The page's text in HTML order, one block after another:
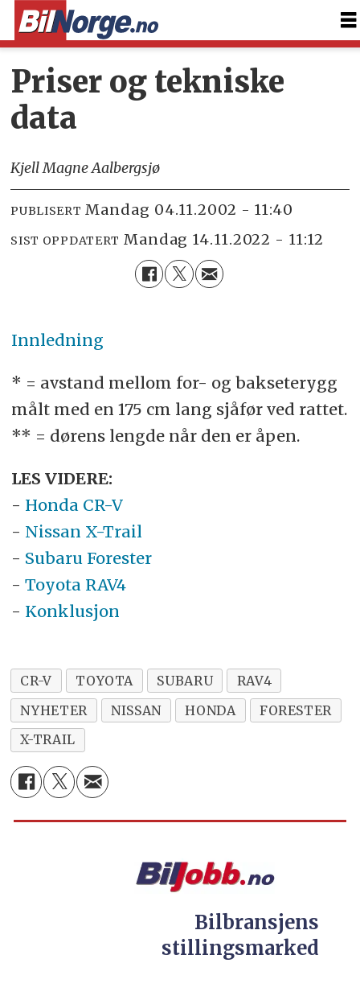
Priser og tekniske
data
Kjell Magne Aalbergsjø
PUBLISERT mandag 04.11.2002 - 11:40
SIST OPPDATERT mandag 14.11.2022 - 11:12
Innledning
* = avstand mellom for- og bakseterygg
målt med en 175 cm lang sjåfør ved rattet.
** = dørens lengde når den er åpen.
LES VIDERE:
- Honda CR-V
- Nissan X-Trail
- Subaru Forester
- Toyota RAV4
- Konklusjon
CR-V TOYOTA SUBARU
RAV4
NYHETER
NISSAN HONDA
FORESTER
X-TRAIL
Bilbransjens
stillingsmarked